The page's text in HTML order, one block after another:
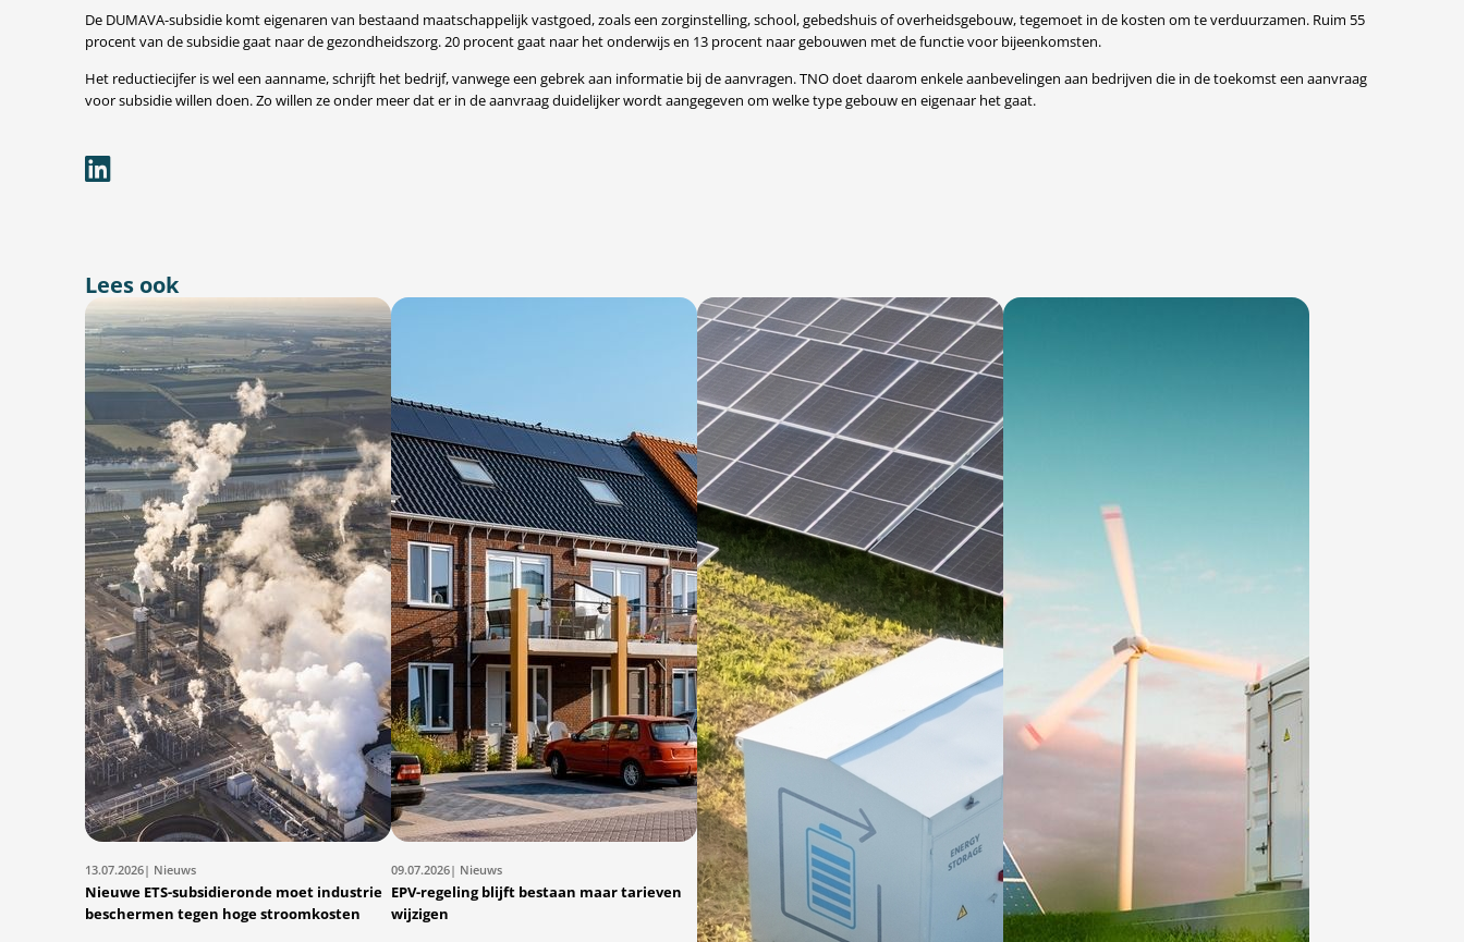
De DUMAVA-subsidie komt eigenaren van bestaand maatschappelijk vastgoed, zoals een zorginstelling, school, gebedshuis of overheidsgebouw, tegemoet in de kosten om te verduurzamen. Ruim 55
procent van de subsidie gaat naar de gezondheidszorg. 20 procent gaat naar het onderwijs en 13 procent naar gebouwen met de functie voor bijeenkomsten.
Het reductiecijfer is wel een aanname, schrijft het bedrijf, vanwege een gebrek aan informatie bij de aanvragen. TNO doet daarom enkele aanbevelingen aan bedrijven die in de toekomst een aanvraag
voor subsidie willen doen. Zo willen ze onder meer dat er in de aanvraag duidelijker wordt aangegeven om welke type gebouw en eigenaar het gaat.
Lees ook
13.07.2026| Nieuws
Nieuwe ETS-subsidieronde moet industrie
beschermen tegen hoge stroomkosten
09.07.2026| Nieuws
EPV-regeling blijft bestaan maar tarieven
wijzigen